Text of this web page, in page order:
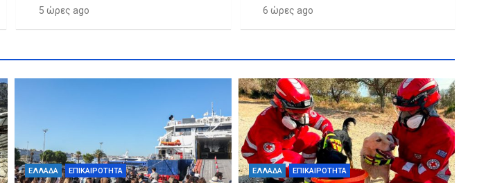
5 ώρες ago 6 ώρες ago
ΕΛΛΑΔΑ ΕΠΙΚΑΙΡΟΤΗΤΑ ΕΛΛΑΔΑ ΕΠΙΚΑΙΡΟΤΗΤΑ